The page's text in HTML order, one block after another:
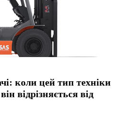
коли цей тип техніки
відрізняється від